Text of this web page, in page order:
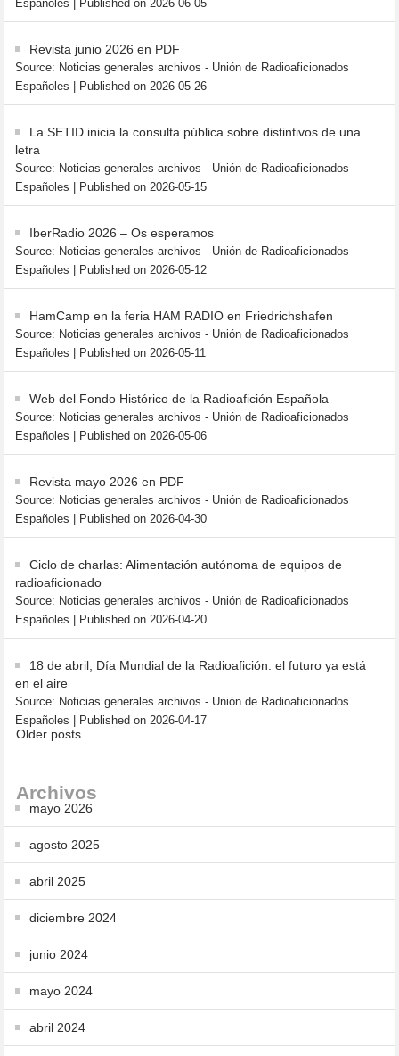
Españoles Published on 2026-06-05
Revista junio 2026 en PDF
Source: Noticias generales archivos - Unión de Radioaficionados
Españoles
Published on 2026-05-26
La SETID inicia la consulta pública sobre distintivos de una
letra
Source: Noticias generales archivos - Unión de Radioaficionados
Españoles
Published on 2026-05-15
IberRadio 2026 – Os esperamos
Source: Noticias generales archivos - Unión de Radioaficionados
Españoles
Published on 2026-05-12
HamCamp en la feria HAM RADIO en Friedrichshafen
Source: Noticias generales archivos - Unión de Radioaficionados
Españoles
Published on 2026-05-11
Web del Fondo Histórico de la Radioafición Española
Source: Noticias generales archivos - Unión de Radioaficionados
Españoles
Published on 2026-05-06
Revista mayo 2026 en PDF
Source: Noticias generales archivos - Unión de Radioaficionados
Españoles
Published on 2026-04-30
Ciclo de charlas: Alimentación autónoma de equipos de
radioaficionado
Source: Noticias generales archivos - Unión de Radioaficionados
Españoles
Published on 2026-04-20
18 de abril, Día Mundial de la Radioafición: el futuro ya está
en el aire
Source: Noticias generales archivos - Unión de Radioaficionados
Españoles
Published on 2026-04-17
Older posts
Archivos
mayo 2026
agosto 2025
abril 2025
diciembre 2024
junio 2024
mayo 2024
abril 2024